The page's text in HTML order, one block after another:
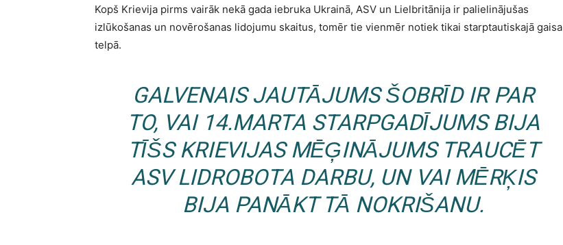
Kopš Krievija pirms vairāk nekā gada iebruka Ukrainā, ASV un Lielbritānija ir palielinājušas
izlūkošanas un novērošanas lidojumu skaitus, tomēr tie vienmēr notiek tikai starptautiskajā gaisa
telpā.
GALVENAIS JAUTĀJUMS ŠOBRĪD IR PAR
TO, VAI 14.MARTA STARPGADĪJUMS BIJA
TĪŠS KRIEVIJAS MĒĢINĀJUMS TRAUCĒT
ASV LIDROBOTA DARBU, UN VAI MĒRĶIS
BIJA PANĀKT TĀ NOKRIŠANU.